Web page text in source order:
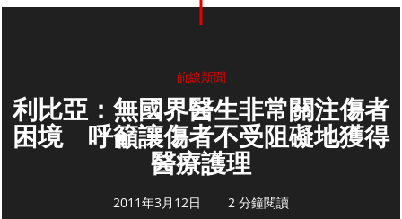
前線新聞
利比亞：無國界醫生非常關注傷者
困境 呼籲讓傷者不受阻礙地獲得
醫療護理
2011年3月12日 2 分鐘閱讀